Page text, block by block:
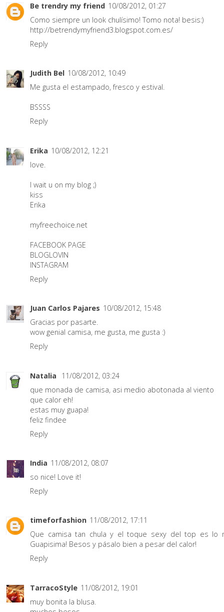
Be trendry my friend 10/08/2012, 01:27
Como siempre un look chulísimo! Tomo nota! besis:)
http://betrendymyfriend3.blogspot.com.es/
Reply
Judith Bel 10/08/2012, 10:49
Me gusta el estampado, fresco y estival.
BSSSS
Reply
Erika 10/08/2012, 12:21
love.
I wait u on my blog ;)
kiss
Erika
myfreechoice.net
FACEBOOK PAGE
BLOGLOVIN
INSTAGRAM
Reply
Juan Carlos Pajares 10/08/2012, 15:48
Gracias por pasarte.
wow genial camisa, me gusta, me gusta :)
Reply
Natalia
11/08/2012, 03:24
que monada de camisa, asi medio abotonada al viento
que calor eh!
estas muy guapa!
feliz findee
Reply
India 11/08/2012, 08:07
so nice! Love it!
Reply
timeforfashion 11/08/2012, 17:11
Que camisa tan chula y el toque sexy del top es lo
Guapisima! Besos y pásalo bien a pesar del calor!
Reply
TarracoStyle 11/08/2012, 19:01
muy bonita la blusa.